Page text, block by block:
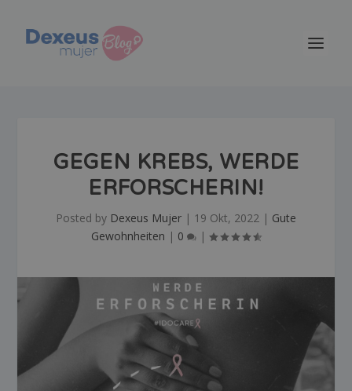
GEGEN KREBS, WERDE
ERFORSCHERIN!
Posted by Dexeus Mujer | 19 Okt, 2022 | Gute
Gewohnheiten | 0 |